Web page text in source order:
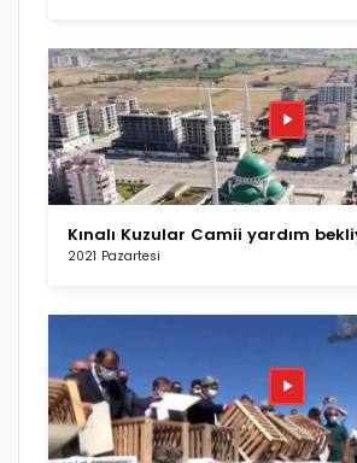
Kınalı Kuzular Camii yardım
2021 Pazartesi